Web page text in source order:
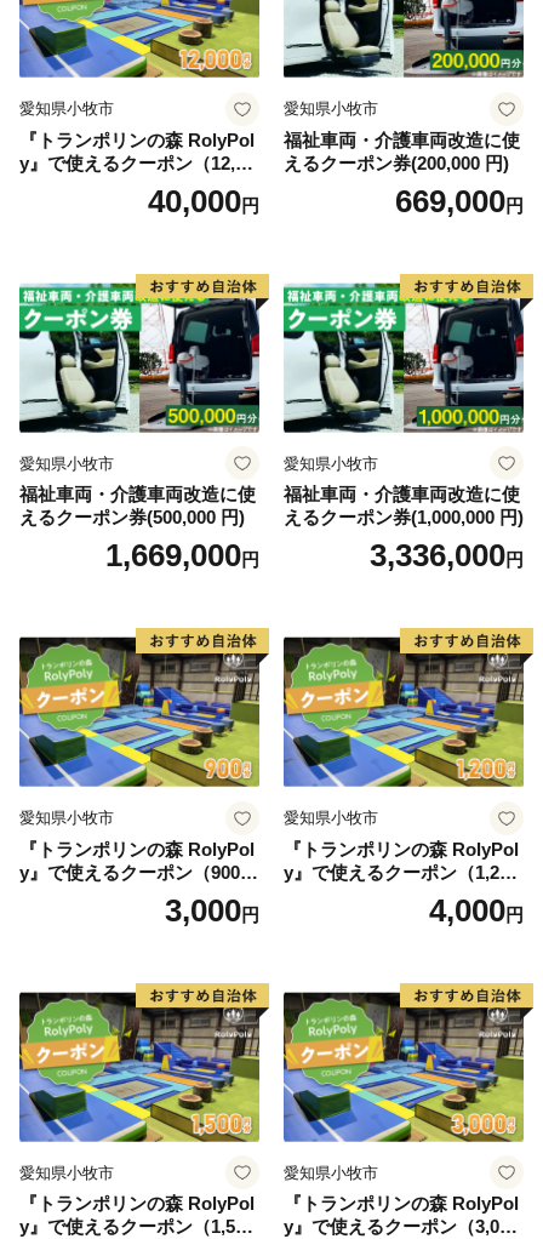
愛知県小牧市
『トランポリンの森 RolyPol
y』で使えるクーポン（12,00
40,000円
愛知県小牧市
福祉車両・介護車両改造に使
えるクーポン券(200,000 円)
669,000円
愛知県小牧市
福祉車両・介護車両改造に使
えるクーポン券(500,000 円)
1,669,000円
愛知県小牧市
福祉車両・介護車両改造に使
えるクーポン券(1,000,000 円)
3,336,000円
愛知県小牧市
『トランポリンの森 RolyPol
y』で使えるクーポン（900
3,000円
愛知県小牧市
『トランポリンの森 RolyPol
y』で使えるクーポン（1,200
4,000円
愛知県小牧市
『トランポリンの森 RolyPol
y』で使えるクーポン（1,500
愛知県小牧市
『トランポリンの森 RolyPol
y』で使えるクーポン（3,000